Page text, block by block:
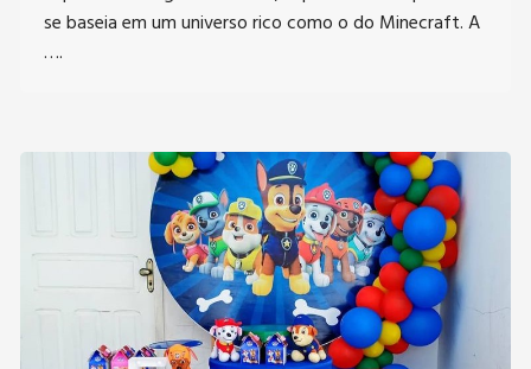
se baseia em um universo rico como o do Minecraft. A
….